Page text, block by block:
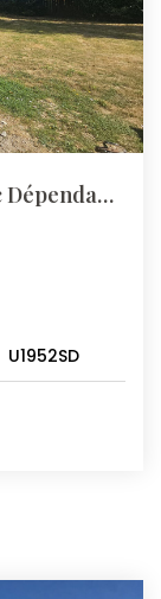
Ancienne Propriété Rénovée Avec Dépendances Et Vaste Terrain
U1952SD